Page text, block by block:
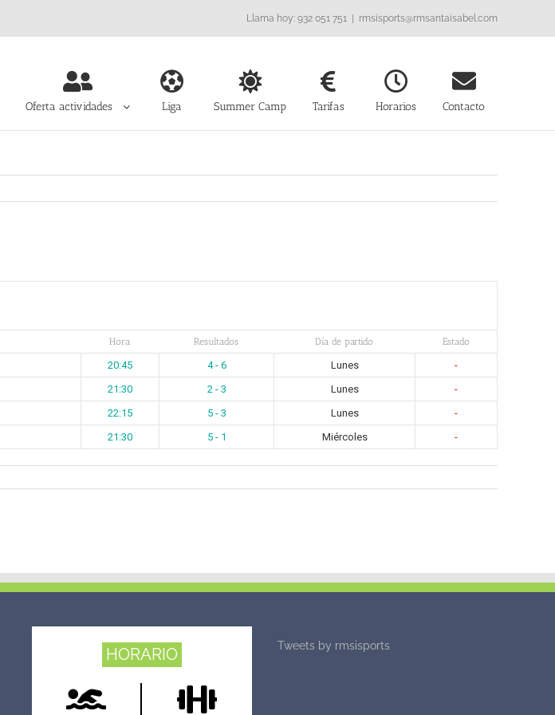
Llama hoy: 932 051 751 | rmsisports@rmsantaisabel.com
Oferta actividades Liga Summer Camp Tarifas Horarios Contacto
Hora Resultados Día de partido Estado
20:45 4 - 6 Lunes
-
21:30 2 - 3 Lunes
-
22:15 5 - 3 Lunes
-
21:30 5 - 1 Miércoles -
HORARIO Tweets by rmsisports